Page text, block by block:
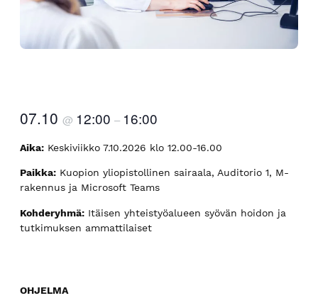
07.10 @ 12:00 – 16:00
Aika: Keskiviikko 7.10.2026 klo 12.00-16.00
Paikka: Kuopion yliopistollinen sairaala, Auditorio 1, M-
rakennus ja Microsoft Teams
Kohderyhmä: Itäisen yhteistyöalueen syövän hoidon ja
tutkimuksen ammattilaiset
OHJELMA